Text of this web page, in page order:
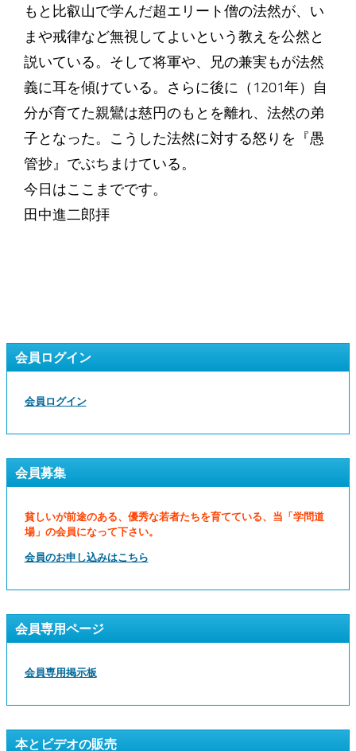
もと比叡山で学んだ超エリート僧の法然が、い
まや戒律など無視してよいという教えを公然と
説いている。そして将軍や、兄の兼実もが法然
義に耳を傾けている。さらに後に（1201年）自
分が育てた親鸞は慈円のもとを離れ、法然の弟
子となった。こうした法然に対する怒りを『愚
管抄』でぶちまけている。
今日はここまでです。
田中進二郎拝
会員ログイン
会員ログイン
会員募集
貧しいが前途のある、優秀な若者たちを育てている、当「学問道
場」の会員になって下さい。
会員のお申し込みはこちら
会員専用ページ
会員専用掲示板
本とビデオの販売